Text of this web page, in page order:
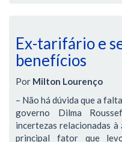
Ex-tarifário e
benefícios
Por Milton Lourenço
– Não há dúvida que a
governo Dilma
incertezas relacionadas
principal fator que